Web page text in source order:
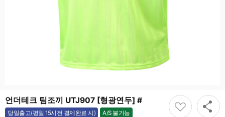
언더테크 팀조끼 UTJ907 [형광연두] #
당일출고(평일 15시전 결제완료 시) A/S 불가능
불가능